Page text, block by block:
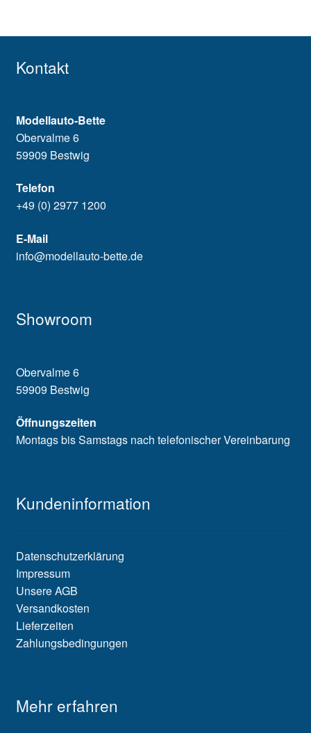
Kontakt
Modellauto-Bette
Obervalme 6
59909 Bestwig
Telefon
+49 (0) 2977 1200
E-Mail
info@modellauto-bette.de
Showroom
Obervalme 6
59909 Bestwig
Öffnungszeiten
Montags bis Samstags nach telefonischer Vereinbarung
Kundeninformation
Datenschutzerklärung
Impressum
Unsere AGB
Versandkosten
Lieferzeiten
Zahlungsbedingungen
Mehr erfahren